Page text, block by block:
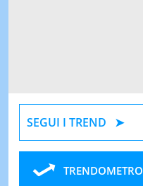
SEGUI I TREND
TRENDOMETRO